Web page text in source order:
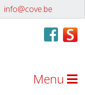
info@cove.be
Menu